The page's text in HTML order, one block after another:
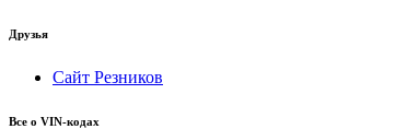
Друзья
Сайт Резников
Все о VIN-кодах